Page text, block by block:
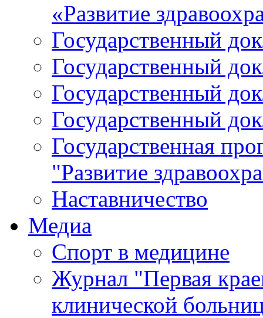
«Развитие
Государственный
Государственный
Государственный
Государственный
Государственная
"Развитие
Наставничество
Медиа
Спорт в медицине
Журнал "Первая
клинической